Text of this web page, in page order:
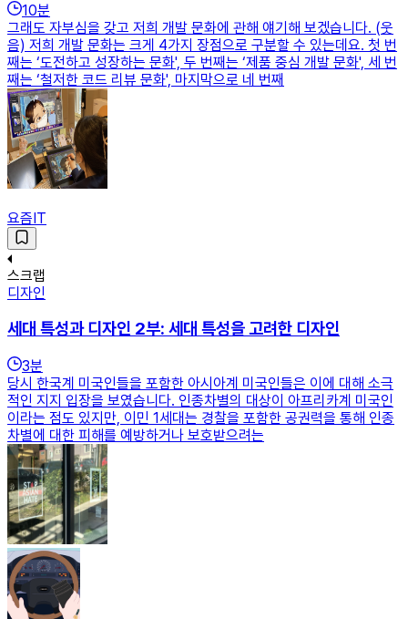
10분
그래도 자부심을 갖고 저희 개발 문화에 관해 얘기해 보겠습니다. (웃
음) 저희 개발 문화는 크게 4가지 장점으로 구분할 수 있는데요. 첫 번
째는 ‘도전하고 성장하는 문화', 두 번째는 ‘제품 중심 개발 문화', 세 번
째는 ‘철저한 코드 리뷰 문화', 마지막으로 네 번째
요즘IT
스크랩
디자인
세대 특성과 디자인 2부: 세대 특성을 고려한 디자인
3분
당시 한국계 미국인들을 포함한 아시아계 미국인들은 이에 대해 소극
적인 지지 입장을 보였습니다. 인종차별의 대상이 아프리카계 미국인
이라는 점도 있지만, 이민 1세대는 경찰을 포함한 공권력을 통해 인종
차별에 대한 피해를 예방하거나 보호받으려는